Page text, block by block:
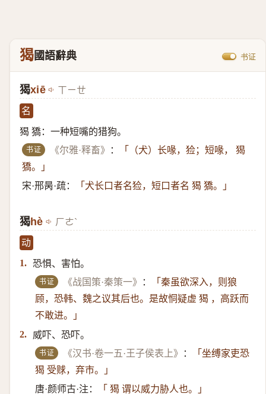
猲國語辭典 书证
猲xiē ㄒㄧㄝ
名
猲 獢：一种短嘴的猎狗。
书证 《尔雅·释畜》 ：
「（犬）​长喙，猃；短喙， 猲
獢。」
宋·邢昺·疏：
「犬长口者名猃，短口者名 猲 獢。」
猲hè ㄏㄜˋ
动
1. 恐惧、害怕。
书证 《战国策·秦策一》 ：
「秦虽欲深入，则狼
顾，恐韩、魏之议其后也。是故恫疑虚 猲 ，高跃而
不敢进。」
2.
威吓、恐吓。
书证 《汉书·卷一五·王子侯表上》 ：
「坐缚家吏恐
猲 受赇，弃市。」
唐·颜师古·注：
「 猲 谓以威力胁人也。」